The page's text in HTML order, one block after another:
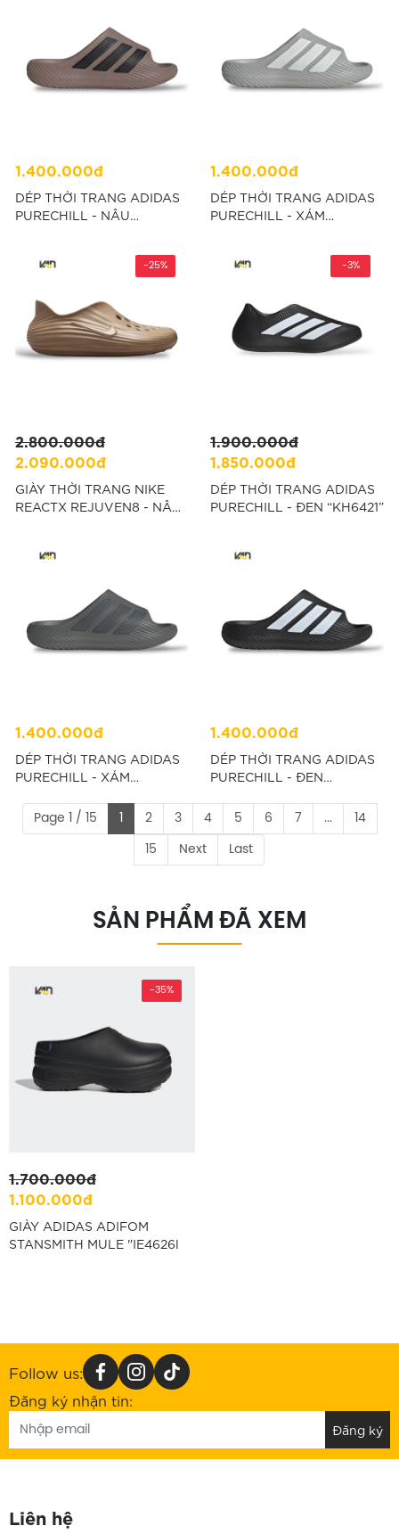
1.400.000đ
DÉP THỜI TRANG ADIDAS
PURECHILL - NÂU
1.400.000đ
DÉP THỜI TRANG ADIDAS
PURECHILL - XÁM
2.800.000đ
2.090.000đ
-25%
GIÀY THỜI TRANG NIKE
REACTX REJUVEN8 - NÂU
1.900.000đ
1.850.000đ
-3%
DÉP THỜI TRANG ADIDAS
PURECHILL - ĐEN “KH6421”
1.400.000đ
DÉP THỜI TRANG ADIDAS
PURECHILL - XÁM
1.400.000đ
DÉP THỜI TRANG ADIDAS
PURECHILL - ĐEN
Page 1 / 15 1 2 3 4 5 6 7 ... 14
15 Next Last
SẢN PHẨM ĐÃ XEM
1.700.000đ
1.100.000đ
-35%
GIÀY ADIDAS ADIFOM
STANSMITH MULE "IE4626l
Follow us:
Đăng ký nhận tin:
Liên hệ